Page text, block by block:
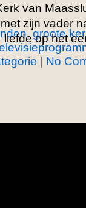
van
zijn vader
liefde op het
,groote
| No